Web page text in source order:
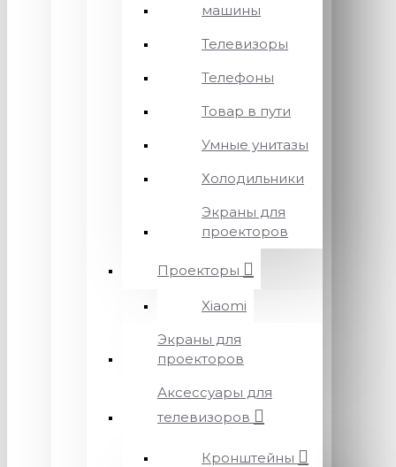
машины
Телевизоры
Телефоны
Товар в пути
Умные унитазы
Холодильники
Экраны для
проекторов
Проекторы
Xiaomi
Экраны для
проекторов
Аксессуары для
телевизоров
Кронштейны